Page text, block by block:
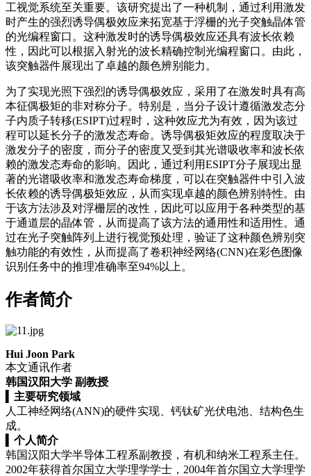
工视觉系统至关重要。该研究提出了一种机制，通过利用激发
时产生的强烈诱导偶极效应来拓宽基于浮栅的光子突触晶体管
的光编程窗口。这种激发时的诱导偶极效应还具有波长依赖
性，因此可以根据入射光的波长精确控制光编程窗口。由此，
该突触器件展现出了卓越的颜色辨别能力。
为了实现光照下强烈的诱导偶极效应，采用了在激发时具有高
本征偶极矩的非对称分子。特别是，当分子设计遵循激发态分
子内质子转移(ESIPT)过程时，这种效应尤为有效，因为该过
程可以延长分子的激发态寿命。诱导偶极矩效应的程度取决于
激发分子的密度，而分子的密度又受到其光谱吸收率和波长依
赖的激发态寿命的影响。因此，通过利用ESIPT分子展现出显
著的光谱吸收率和激发态寿命梯度，可以在突触器件中引入波
长依赖的诱导偶极矩效应，从而实现卓越的颜色辨别特性。由
于该方法涉及对浮栅层的改性，因此可以应用于各种类型的基
于通道层的晶体管，从而提高了该方法的通用性和适用性。通
过在光子突触阵列上进行视觉预处理，验证了这种颜色辨别突
触功能的有效性，从而提高了卷积神经网络(CNN)在彩色图像
识别任务中的推理准确率至94%以上。
作者简介
Hui Joon Park
本文通讯作者
韩国汉阳大学 副教授
主要研究领域
人工神经网络(ANN)的硬件实现、钙钛矿光伏电池、结构色生
成。
个人简介
韩国汉阳大学半导体工程系副教授，有机和纳米工程系主任。
2002年获得首尔国立大学理学学士，2004年首尔国立大学理学